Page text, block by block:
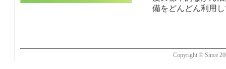
備をどんどん利用
Copyright © Since